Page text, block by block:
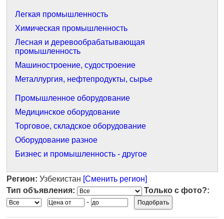
Легкая промышленность
Химическая промышленность
Лесная и деревообрабатывающая
промышленность
Машиностроение, судостроение
Металлургия, нефтепродукты, сырье
Промышленное оборудование
Медицинское оборудование
Торговое, складское оборудование
Оборудование разное
Бизнес и промышленность - другое
Регион: Узбекистан [Сменить регион]
Тип объявления:
Только с фото?:
-